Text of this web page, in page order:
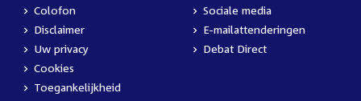
Colofon
Disclaimer
Uw privacy
Cookies
Toegankelijkheid
Sociale media
E-mailattenderingen
Debat Direct